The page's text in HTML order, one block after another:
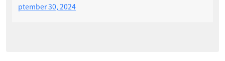
ptember 30, 2024